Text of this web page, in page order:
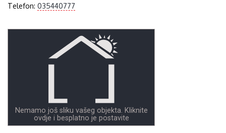
Telefon:035440777
Nemamo još sliku vašeg objekta. Kliknite
ovdje i besplatno je postavite